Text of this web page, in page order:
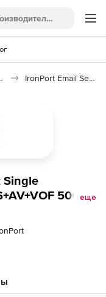
IronPort Email Security
Single
500 to
500 to
еще